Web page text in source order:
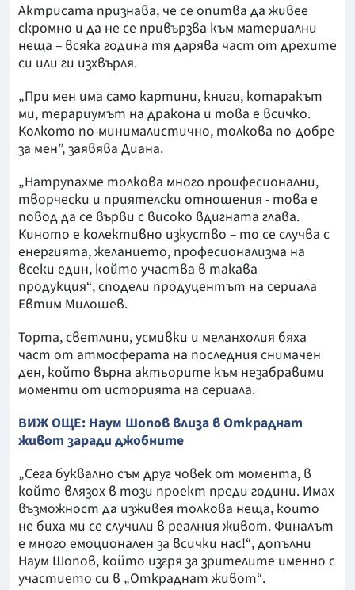
Актрисата признава, че се опитва да живее
скромно и да не се привързва към материални
неща – всяка година тя дарява част от дрехите
си или ги изхвърля.
„При мен има само картини, книги, котаракът
ми, терариумът на дракона и това е всичко.
Колкото по-минималистично, толкова по-добре
за мен”, заявява Диана.
„Натрупахме толкова много проифесионални,
творчески и приятелски отношения - това е
повод да се върви с високо вдигната глава.
Киното е колективно изкуство – то се случва с
енергията, желанието, професионализма на
всеки един, който участва в такава
продукция“, сподели продуцентът на сериала
Евтим Милошев.
Торта, светлини, усмивки и меланхолия бяха
част от атмосферата на последния снимачен
ден, който върна актьорите към незабравими
моменти от историята на сериала.
ВИЖ ОЩЕ: Наум Шопов влиза в Откраднат
живот заради джобните
„Сега буквално съм друг човек от момента, в
който влязох в този проект преди години. Имах
възможност да изживея толкова неща, които
не биха ми се случили в реалния живот. Финалът
е много емоционален за всички нас!“, допълни
Наум Шопов, който изгря за зрителите именно с
участието си в „Откраднат живот“.